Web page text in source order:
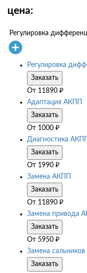
цена:
Регулировка
Регулировка
Заказать
От 11890 ₽
Адаптация АКПП
Заказать
От 1000 ₽
Диагностика АКПП
Заказать
От 1990 ₽
Замена АКПП
Заказать
От 11890 ₽
Замена привода
Заказать
От 5950 ₽
Замена сальников
Заказать